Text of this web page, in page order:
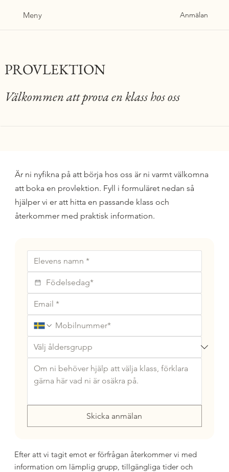
Anmälan
Meny
PROVLEKTION
Välkommen att prova en klass hos oss
Är ni nyfikna på att börja hos oss är ni varmt välkomna
att boka en provlektion. Fyll i formuläret nedan så
hjälper vi er att hitta en passande klass och
återkommer med praktisk information.
Skicka anmälan
Efter att vi tagit emot er förfrågan återkommer vi med
information om lämplig grupp, tillgängliga tider och